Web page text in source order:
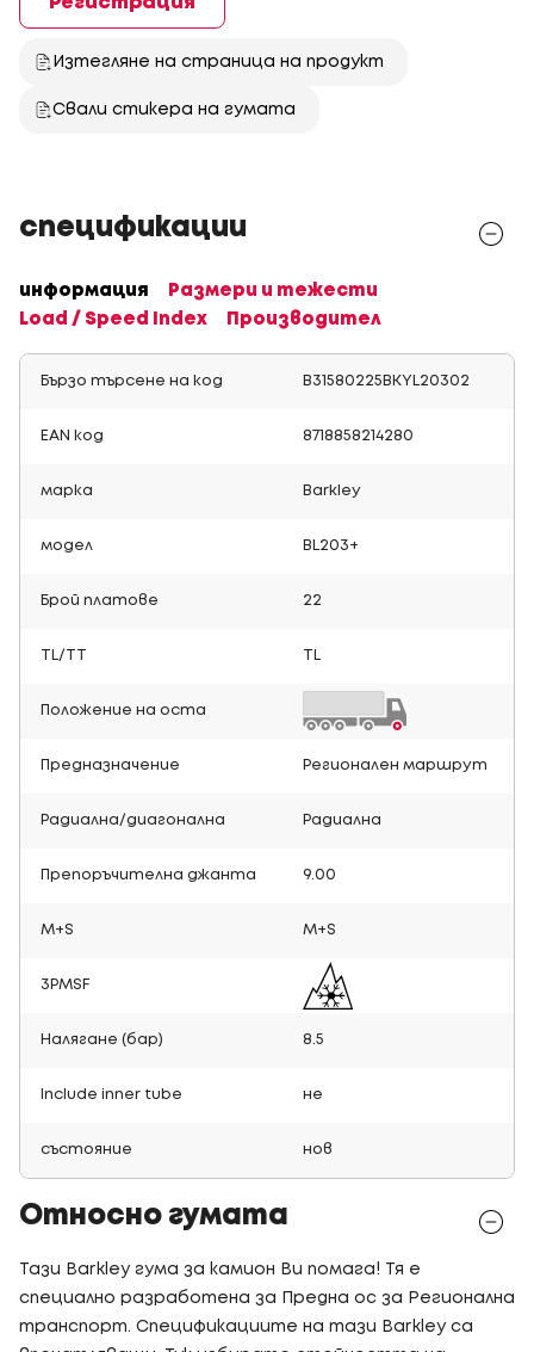
Изтегляне на страница на продукт
Свали стикера на гумата
спецификации
информация
Размери и тежести
Load / Speed Index
Производител
Бързо търсене на код B31580225BKYL20302
EAN код 8718858214280
марка Barkley
модел BL203+
Брой платове 22
TL/TT
Положение на оста
Предназначение Регионален маршрут
Радиална/диагонална Радиална
Препоръчителна джанта 9.00
M+S M+S
3PMSF
Налягане (бар) 8.5
Include inner tube не
състояние нов
Относно гумата
Тази Barkley гума за камион Ви помага! Тя е
специално разработена за Предна ос за Регионална
транспорт. Спецификациите на тази Barkley са